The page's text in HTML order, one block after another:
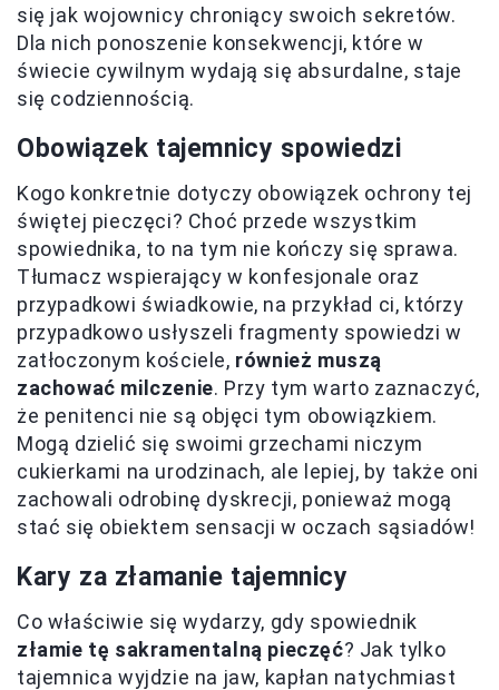
się jak wojownicy chroniący swoich sekretów.
Dla nich ponoszenie konsekwencji, które w
świecie cywilnym wydają się absurdalne, staje
się codziennością.
Obowiązek tajemnicy spowiedzi
Kogo konkretnie dotyczy obowiązek ochrony tej
świętej pieczęci? Choć przede wszystkim
spowiednika, to na tym nie kończy się sprawa.
Tłumacz wspierający w konfesjonale oraz
przypadkowi świadkowie, na przykład ci, którzy
przypadkowo usłyszeli fragmenty spowiedzi w
zatłoczonym kościele, również muszą
zachować milczenie. Przy tym warto zaznaczyć,
że penitenci nie są objęci tym obowiązkiem.
Mogą dzielić się swoimi grzechami niczym
cukierkami na urodzinach, ale lepiej, by także oni
zachowali odrobinę dyskrecji, ponieważ mogą
stać się obiektem sensacji w oczach sąsiadów!
Kary za złamanie tajemnicy
Co właściwie się wydarzy, gdy spowiednik
złamie tę sakramentalną pieczęć? Jak tylko
tajemnica wyjdzie na jaw, kapłan natychmiast